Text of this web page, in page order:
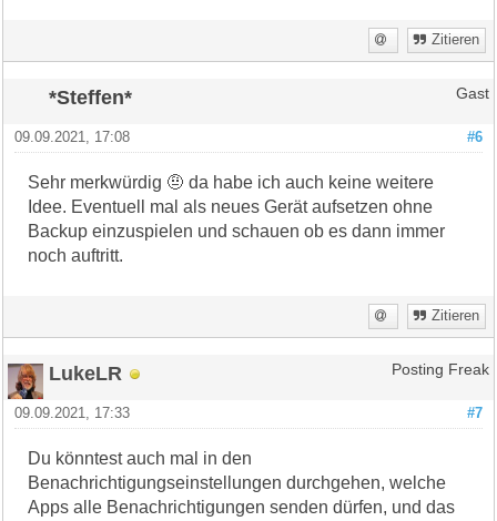
Zitieren
*Steffen* Gast
#6
09.09.2021, 17:08
Sehr merkwürdig 🤨 da habe ich auch keine weitere
Idee. Eventuell mal als neues Gerät aufsetzen ohne
Backup einzuspielen und schauen ob es dann immer
noch auftritt.
Zitieren
LukeLR Posting Freak
#7
09.09.2021, 17:33
Du könntest auch mal in den
Benachrichtigungseinstellungen durchgehen, welche
Apps alle Benachrichtigungen senden dürfen, und das